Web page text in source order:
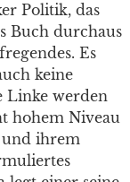
Politik, das
Buch durchaus
Es
keine
Linke werden
hohem Niveau
ihrem